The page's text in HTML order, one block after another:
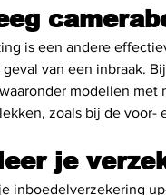
is een andere
van een inbraak.
modellen
zoals bij de
je
inboedelverzekering